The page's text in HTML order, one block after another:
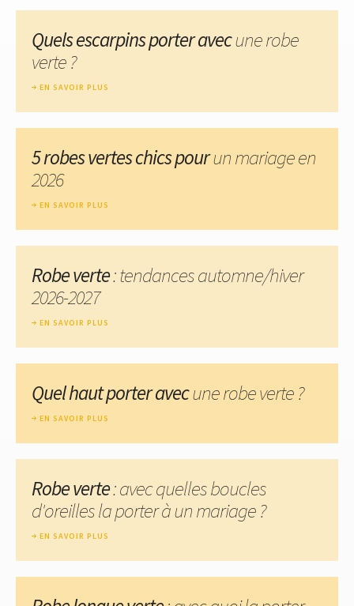
Quels escarpins porter avecune robe
verte ?
EN SAVOIR PLUS
5 robes vertes chics pourun mariage en
2026
EN SAVOIR PLUS
Robe verte: tendances automne/hiver
2026-2027
EN SAVOIR PLUS
Quel haut porter avecune robe verte ?
EN SAVOIR PLUS
Robe verte: avec quelles boucles
d'oreilles la porter à un mariage ?
EN SAVOIR PLUS